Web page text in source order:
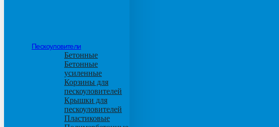
Пескоуловители
Бетонные
Бетонные
усиленные
Корзины для
пескоуловителей
Крышки для
пескоуловителей
Пластиковые